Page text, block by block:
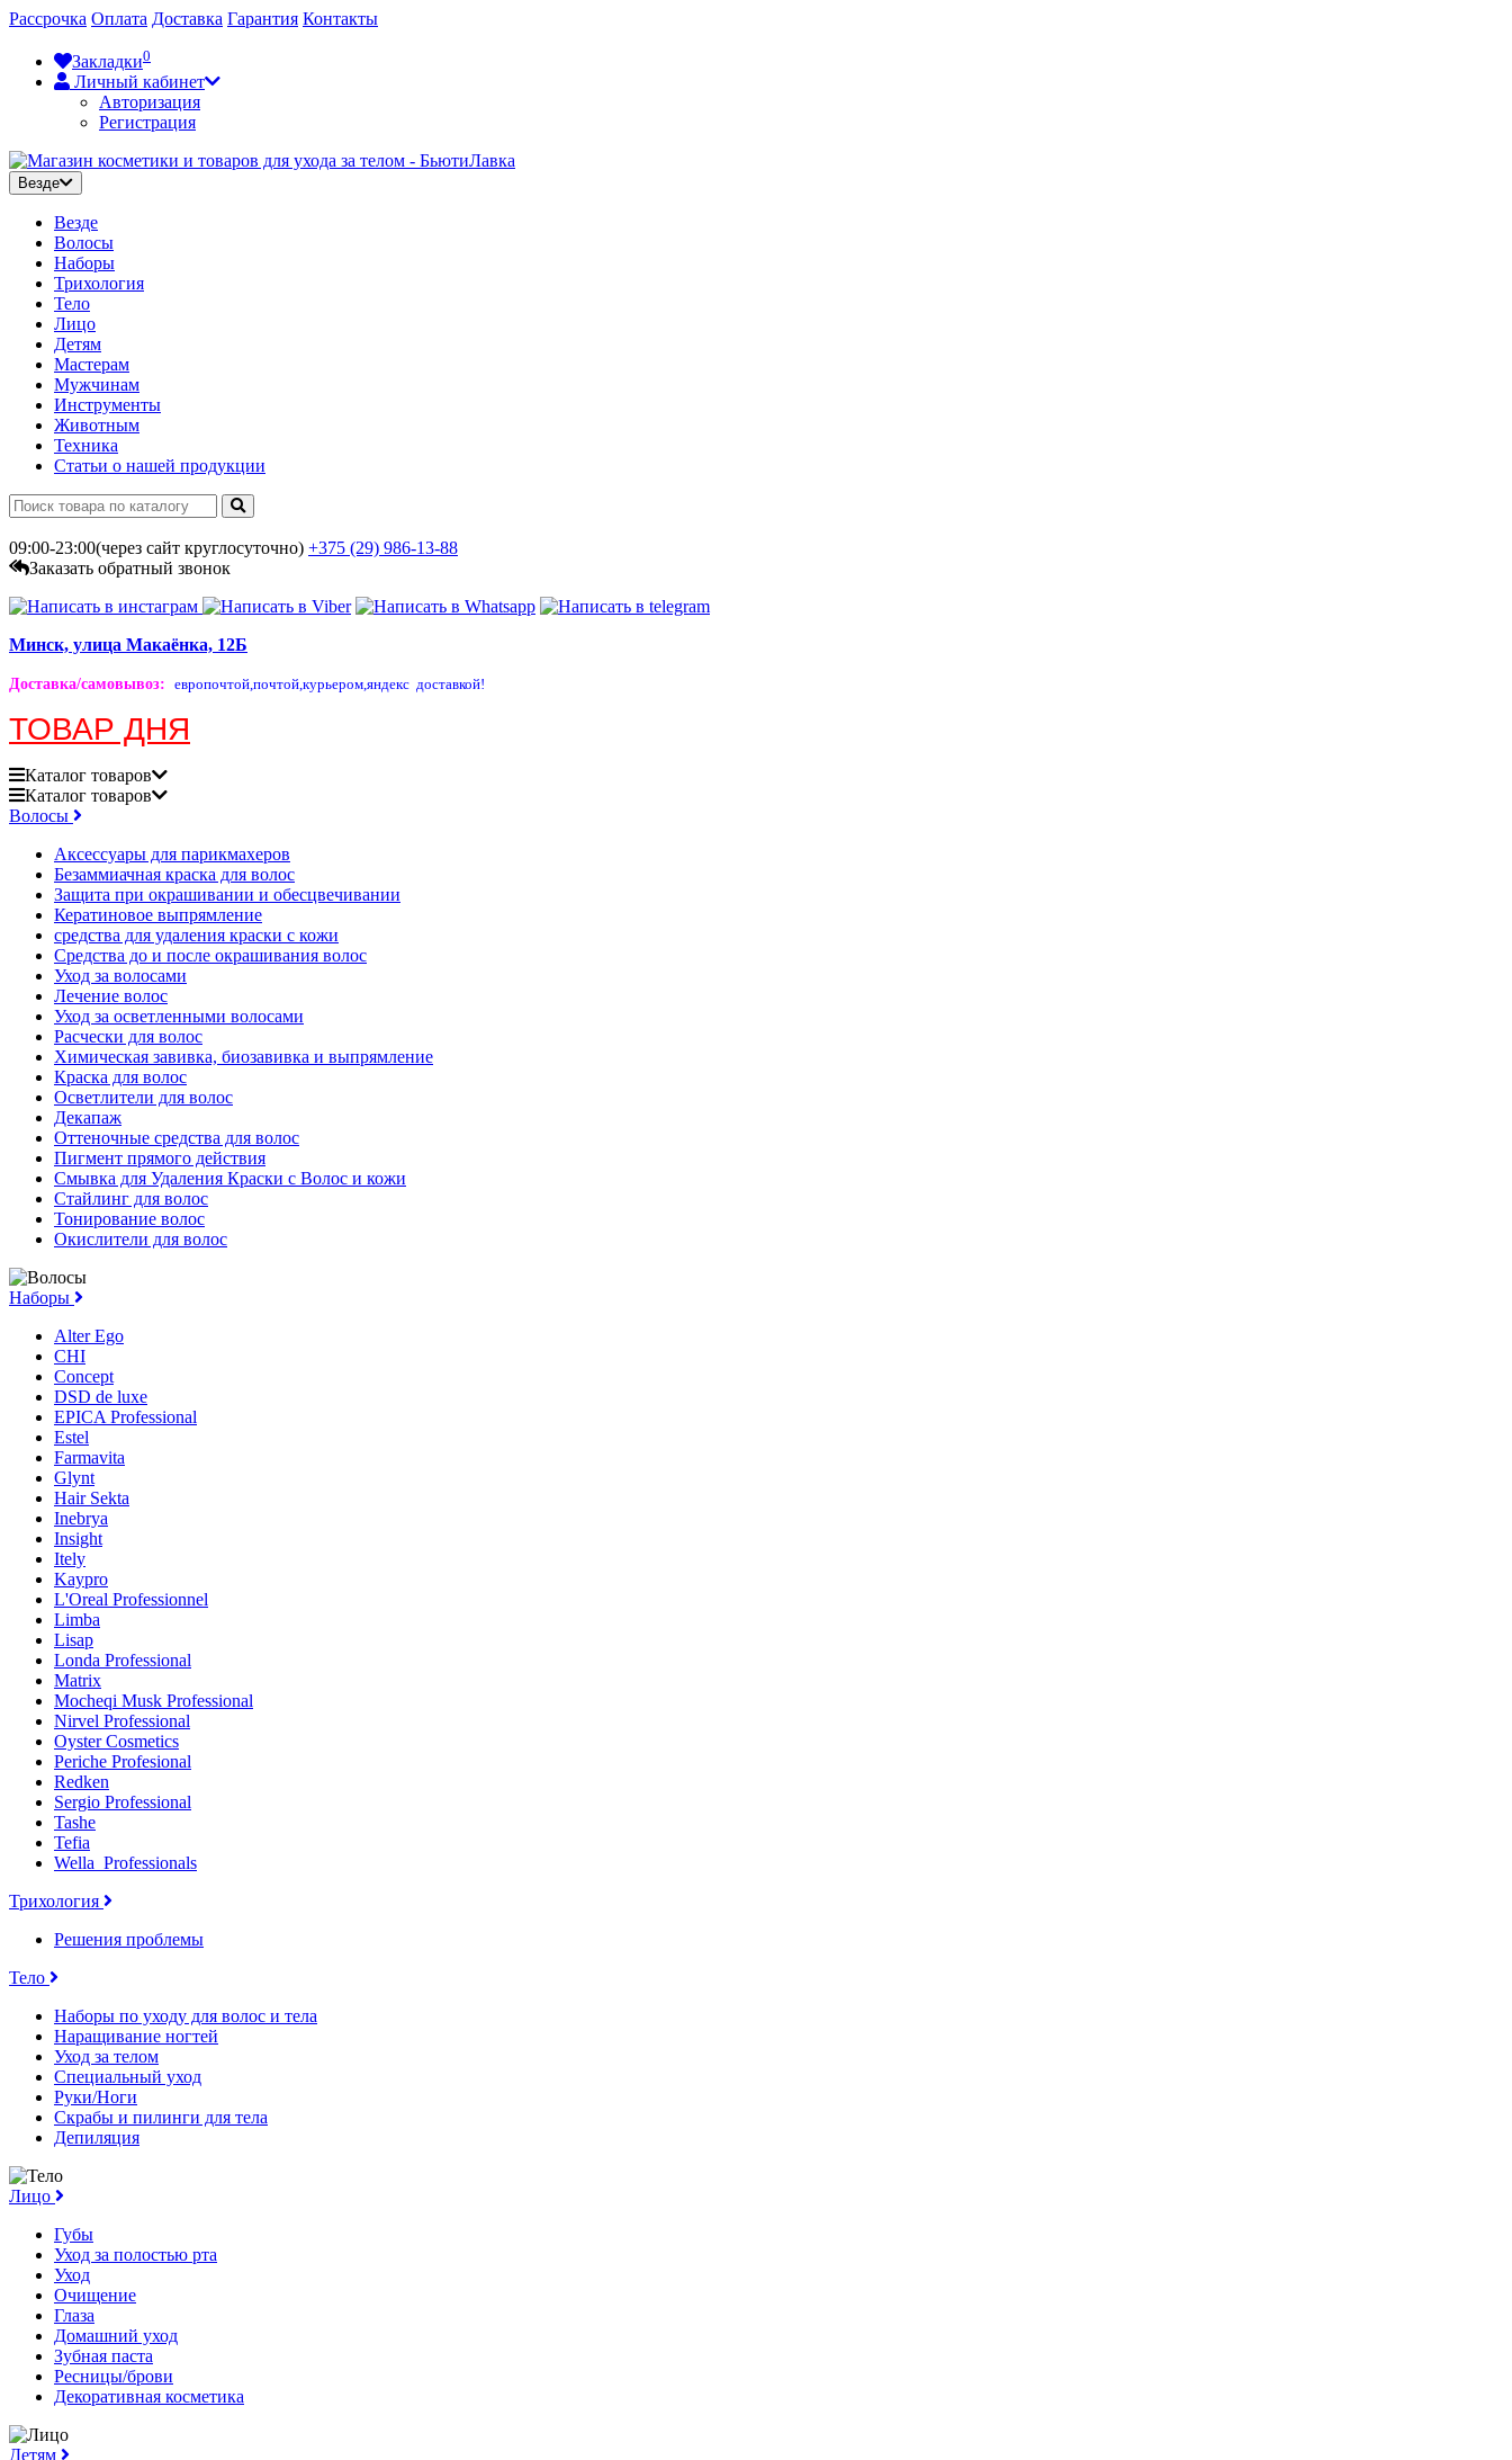
Рассрочка Оплата Доставка Гарантия Контакты
Закладки0
Личный кабинет
Авторизация
Регистрация
Везде
Везде
Волосы
Наборы
Трихология
Тело
Лицо
Детям
Мастерам
Мужчинам
Инструменты
Животным
Техника
Статьи о нашей продукции
09:00-23:00(через сайт круглосуточно) +375 (29) 986-13-88
Заказать обратный звонок
Минск, улица Макаёнка, 12Б
Доставка/самовывоз: европочтой,почтой,курьером,яндекс доставкой!
ТОВАР ДНЯ
Каталог товаров
Каталог товаров
Волосы
Аксессуары для парикмахеров
Безаммиачная краска для волос
Защита при окрашивании и обесцвечивании
Кератиновое выпрямление
средства для удаления краски с кожи
Средства до и после окрашивания волос
Уход за волосами
Лечение волос
Уход за осветленными волосами
Расчески для волос
Химическая завивка, биозавивка и выпрямление
Краска для волос
Осветлители для волос
Декапаж
Оттеночные средства для волос
Пигмент прямого действия
Смывка для Удаления Краски с Волос и кожи
Стайлинг для волос
Тонирование волос
Окислители для волос
Наборы
Alter Ego
CHI
Concept
DSD de luxe
EPICA Professional
Estel
Farmavita
Glynt
Hair Sekta
Inebrya
Insight
Itely
Kaypro
L'Oreal Professionnel
Limba
Lisap
Londa Professional
Matrix
Mocheqi Musk Professional
Nirvel Professional
Oyster Cosmetics
Periche Profesional
Redken
Sergio Professional
Tashe
Tefia
Wella_Professionals
Трихология
Решения проблемы
Тело
Наборы по уходу для волос и тела
Наращивание ногтей
Уход за телом
Специальный уход
Руки/Ноги
Скрабы и пилинги для тела
Депиляция
Лицо
Губы
Уход за полостью рта
Уход
Очищение
Глаза
Домашний уход
Зубная паста
Ресницы/брови
Декоративная косметика
Детям